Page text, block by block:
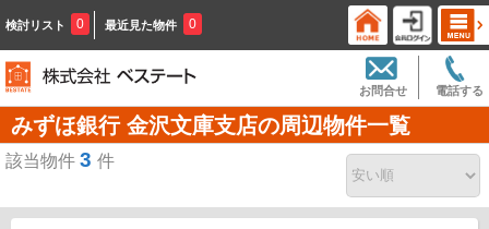
検討リスト 0 最近見た物件 0
電話する
お問合せ
みずほ銀行 金沢文庫支店の周辺物件一覧
該当物件 3 件